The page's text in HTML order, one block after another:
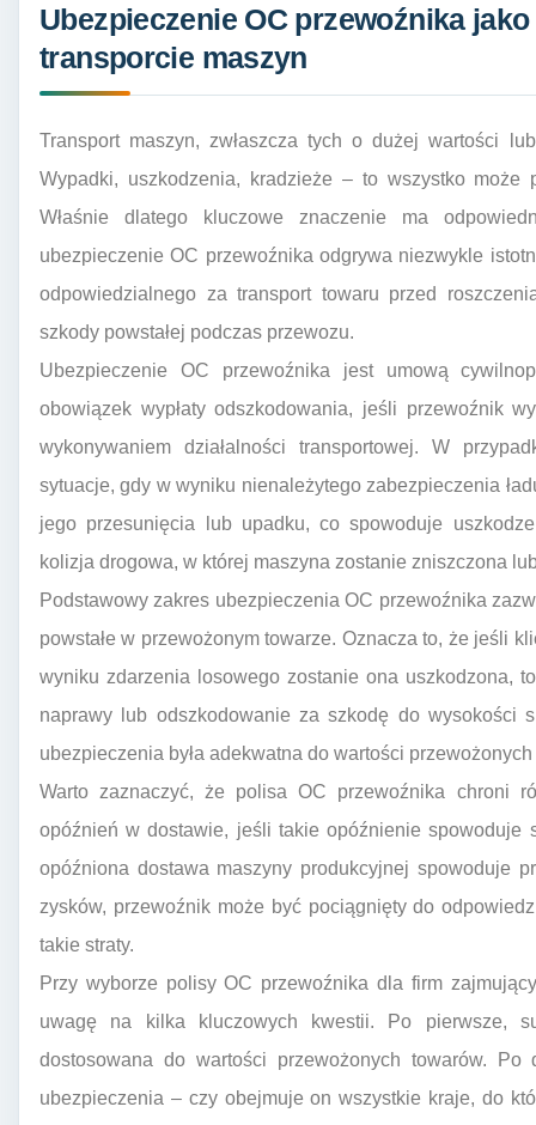
Ubezpieczenie OC przewoźnika
transporcie maszyn
Transport maszyn, zwłaszcza tych o dużej wartości
Wypadki, uszkodzenia, kradzieże – to wszystko może
Właśnie dlatego kluczowe znaczenie ma
ubezpieczenie OC przewoźnika odgrywa niezwykle
odpowiedzialnego za transport towaru przed
szkody powstałej podczas przewozu.
Ubezpieczenie OC przewoźnika jest umową
obowiązek wypłaty odszkodowania, jeśli przewoźnik
wykonywaniem działalności transportowej. W
sytuacje, gdy w wyniku nienależytego zabezpieczenia
jego przesunięcia lub upadku, co spowoduje
kolizja drogowa, w której maszyna zostanie zniszczona
Podstawowy zakres ubezpieczenia OC przewoźnika
powstałe w przewożonym towarze. Oznacza to, że jeśli
wyniku zdarzenia losowego zostanie ona uszkodzona,
naprawy lub odszkodowanie za szkodę do wysokości
ubezpieczenia była adekwatna do wartości
Warto zaznaczyć, że polisa OC przewoźnika chroni
opóźnień w dostawie, jeśli takie opóźnienie spowoduje
opóźniona dostawa maszyny produkcyjnej spowoduje
zysków, przewoźnik może być pociągnięty do
takie straty.
Przy wyborze polisy OC przewoźnika dla firm
uwagę na kilka kluczowych kwestii. Po pierwsze,
dostosowana do wartości przewożonych towarów.
ubezpieczenia – czy obejmuje on wszystkie kraje, do